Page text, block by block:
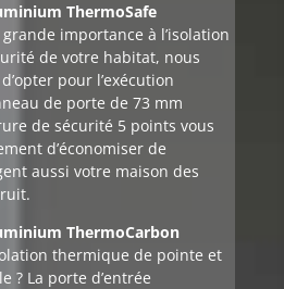
ThermoSafe
importance à l’isolation
de votre habitat, nous
pour l’exécution
de porte de 73 mm
de sécurité 5 points vous
d’économiser de
aussi votre maison des
ThermoCarbon
thermique de pointe et
? La porte d’entrée